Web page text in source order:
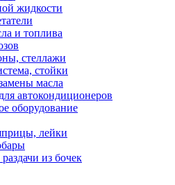
жидкости
и топлива
стеллажи
стойки
масла
автокондиционеров
оборудование
лейки
из бочек